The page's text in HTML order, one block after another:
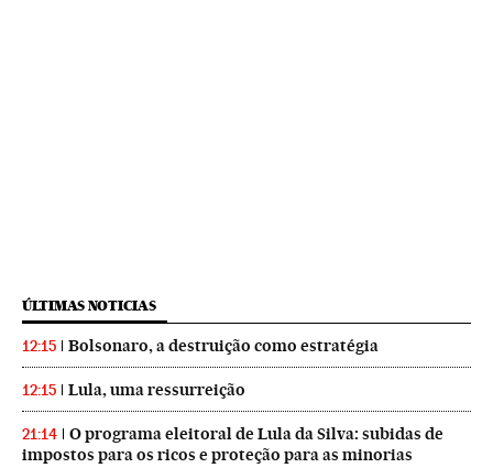
ÚLTIMAS NOTICIAS
12:15 Bolsonaro, a destruição como estratégia
12:15 Lula, uma ressurreição
21:14
O programa eleitoral de Lula da Silva: subidas de
impostos para os ricos e proteção para as minorias